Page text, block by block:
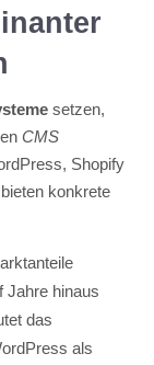
setzen,
CMS
Shopify
konkrete
Jahre hinaus
das
als